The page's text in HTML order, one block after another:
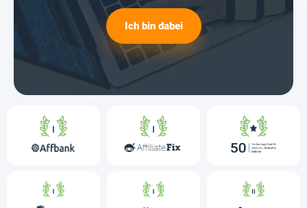
Ich bin dabei